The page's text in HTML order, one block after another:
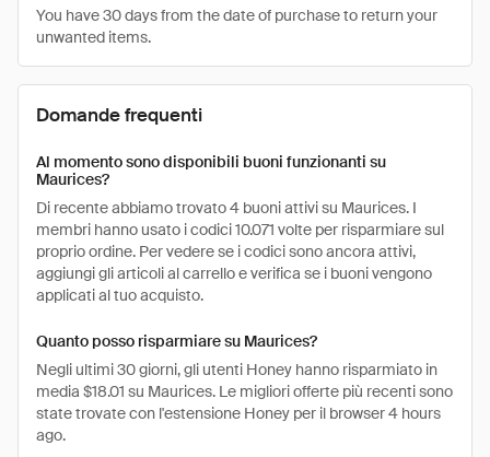
You have 30 days from the date of purchase to return your
unwanted items.
Domande frequenti
Al momento sono disponibili buoni funzionanti su
Maurices?
Di recente abbiamo trovato 4 buoni attivi su Maurices. I
membri hanno usato i codici 10.071 volte per risparmiare sul
proprio ordine. Per vedere se i codici sono ancora attivi,
aggiungi gli articoli al carrello e verifica se i buoni vengono
applicati al tuo acquisto.
Quanto posso risparmiare su Maurices?
Negli ultimi 30 giorni, gli utenti Honey hanno risparmiato in
media $18.01 su Maurices. Le migliori offerte più recenti sono
state trovate con l'estensione Honey per il browser 4 hours
ago.